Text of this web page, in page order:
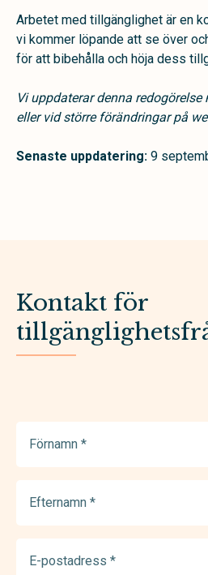
Arbetet med tillgänglighet är en
vi kommer löpande att se över
för att bibehålla och höja dess
Vi uppdaterar denna
eller vid större förändringar på
Senaste uppdatering: 9
Kontakt för
(Required)
(Required)
postadress